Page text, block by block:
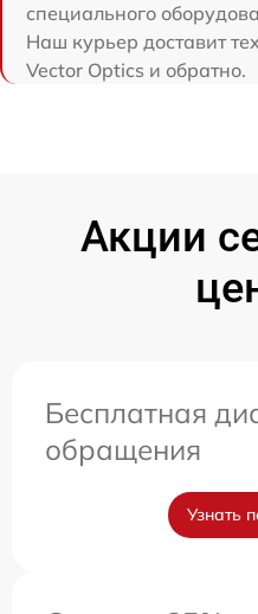
специального
Наш курьер доставит
Vector Optics и обратно.
Акции
Бесплатная
обращения
Узнать